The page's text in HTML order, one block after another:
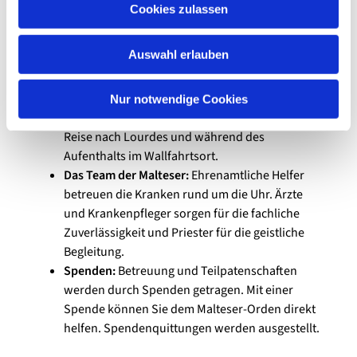
Cookies zulassen
Auswahl erlauben
Nur notwendige Cookies
Malteserordens, zu dessen Hilfswerken auch der
Lourdes-Krankendienst gehört.
Lourdes-Krankendienst:Er begleitet und pflegt
Schwerbehinderte und Langzeitkranke auf der
Reise nach Lourdes und während des
Aufenthalts im Wallfahrtsort.
Das Team der Malteser:Ehrenamtliche Helfer
betreuen die Kranken rund um die Uhr. Ärzte
und Krankenpfleger sorgen für die fachliche
Zuverlässigkeit und Priester für die geistliche
Begleitung.
Spenden:Betreuung und Teilpatenschaften
werden durch Spenden getragen. Mit einer
Spende können Sie dem Malteser-Orden direkt
helfen. Spendenquittungen werden ausgestellt.